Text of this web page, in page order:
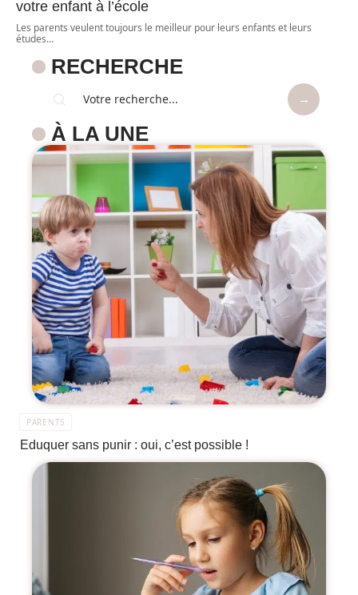
votre enfant à l’école
Les parents veulent toujours le meilleur pour leurs enfants et leurs
études…
RECHERCHE
À LA UNE
PARENTS
Eduquer sans punir : oui, c’est possible !